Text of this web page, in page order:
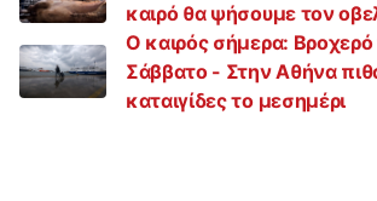
καιρό θα ψήσουμε τον
Ο καιρός σήμερα:
Σάββατο - Στην Αθήνα
καταιγίδες το μεσημέρι